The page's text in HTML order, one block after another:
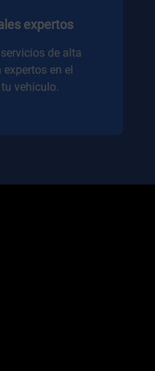
expertos
de alta
en el
vehículo.